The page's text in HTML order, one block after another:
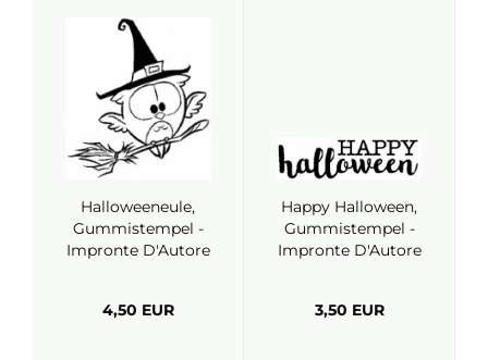
Halloweeneule,
Gummistempel -
Impronte D'Autore
4,50 EUR
Happy Halloween,
Gummistempel -
Impronte D'Autore
3,50 EUR